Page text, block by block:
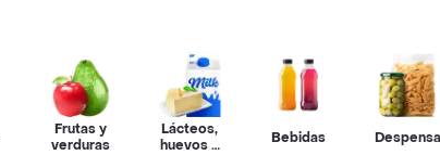
Frutas y
verduras
Lácteos,
huevos y
Bebidas Despensa